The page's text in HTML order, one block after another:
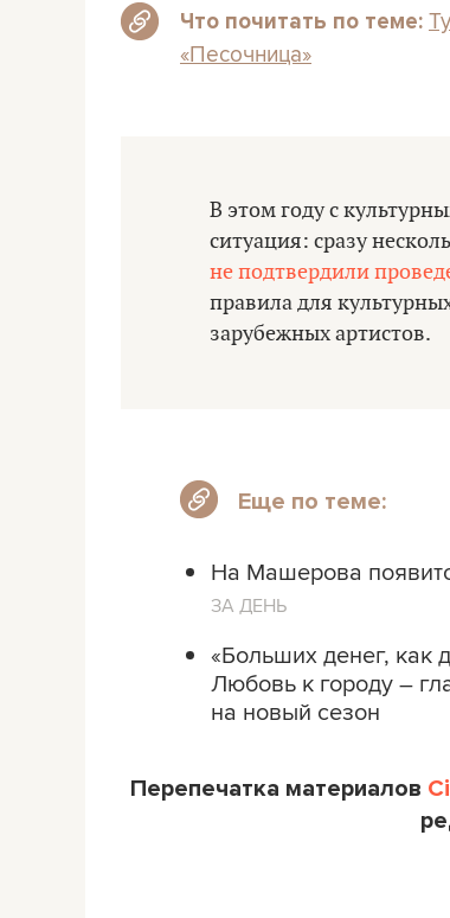
Что почитать по теме:
«Песочница»
В этом году с
ситуация: сразу
не подтвердили
правила для
зарубежных артистов.
Еще по теме:
На Машерова
ЗА ДЕНЬ
«Больших денег, как
Любовь к городу –
на новый сезон
Перепечатка материалов